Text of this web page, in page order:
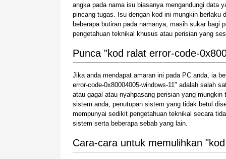
angka pada nama isu biasanya mengandungi data
pincang tugas. Isu dengan kod ini mungkin berlaku
beberapa butiran pada namanya, masih sukar bagi
pengetahuan teknikal khusus atau perisian yang
Punca "kod ralat error-code-
Jika anda mendapat amaran ini pada PC anda, ia
error-code-0x80004005-windows-11" adalah salah
atau gagal atau nyahpasang perisian yang
sistem anda, penutupan sistem yang tidak betul
mempunyai sedikit pengetahuan teknikal secara
sistem serta beberapa sebab yang lain.
Cara-cara untuk memulihkan